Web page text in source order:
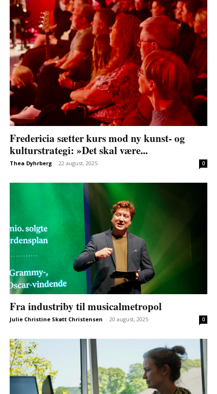
Fredericia sætter kurs mod ny kunst- og
kulturstrategi: »Det skal være...
Thea Dyhrberg - 22 august, 2025 0
Fra industriby til musicalmetropol
Julie Christine Skøtt Christensen - 20 august, 2025 0